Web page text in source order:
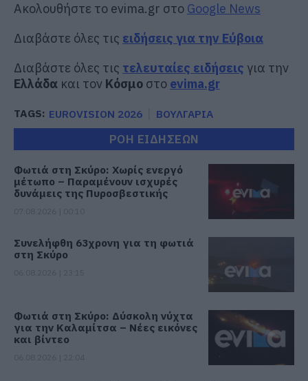
Ακολουθήστε το evima.gr στο Google News
Διαβάστε όλες τις ειδήσεις για την Εύβοια
Διαβάστε όλες τις τελευταίες ειδήσεις για την
Ελλάδα και τον Κόσμο στο evima.gr
TAGS: EUROVISION 2026 ΒΟΥΛΓΑΡΙΑ
ΡΟΗ ΕΙΔΗΣΕΩΝ
Φωτιά στη Σκύρο: Χωρίς ενεργό
μέτωπο – Παραμένουν ισχυρές
δυνάμεις της Πυροσβεστικής
Συνελήφθη 63χρονη για τη φωτιά
στη Σκύρο
Φωτιά στη Σκύρο: Δύσκολη νύχτα
για την Καλαμίτσα – Νέες εικόνες
και βίντεο